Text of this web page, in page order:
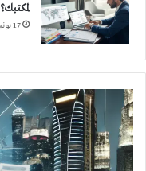
لمكتبك؟
17 يونيو، 2026
إنترنت
الضوء
Internet
of
lighting